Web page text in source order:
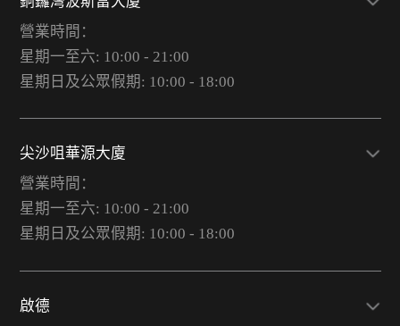
營業時間：
星期一至六: 10:00 - 21:00
星期日及公眾假期: 10:00 - 18:00
尖沙咀華源大廈
營業時間：
星期一至六: 10:00 - 21:00
星期日及公眾假期: 10:00 - 18:00
啟德